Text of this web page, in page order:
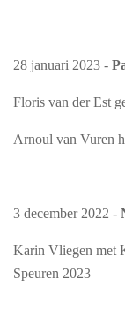
28 januari 2023 -
Floris van der Est
Arnoul van Vuren
3 december 2022 -
Karin Vliegen met
Speuren 2023